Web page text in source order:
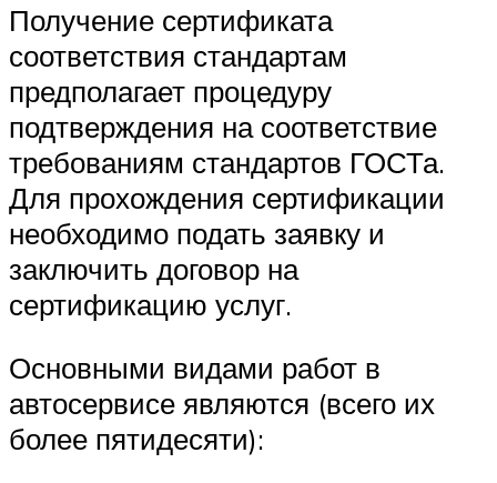
Получение сертификата
соответствия стандартам
предполагает процедуру
подтверждения на соответствие
требованиям стандартов ГОСТа.
Для прохождения сертификации
необходимо подать заявку и
заключить договор на
сертификацию услуг.
Основными видами работ в
автосервисе являются (всего их
более пятидесяти):